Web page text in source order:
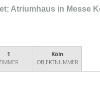
Atriumhaus in Messe
1
Köln
OBJEKTNUMMER